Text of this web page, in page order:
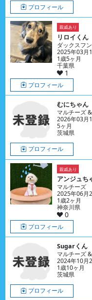
プロフィール
親戚あり
リロイくん
ダックスフ
2025年03月
1歳5ヶ月
千葉県
1
プロフィール
むにちゃん
マルチーズ
2026年03月
5ヶ月
茨城県
プロフィール
親戚あり
アンジュち
マルチーズ
2025年06月
1歳2ヶ月
神奈川県
0
プロフィール
Sugarくん
マルチーズ
2024年10月
1歳10ヶ月
茨城県
プロフィール